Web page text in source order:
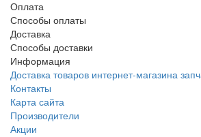
Оплата
Способы оплаты
Доставка
Способы доставки
Информация
Доставка товаров интернет-магазина
Контакты
Карта сайта
Производители
Акции